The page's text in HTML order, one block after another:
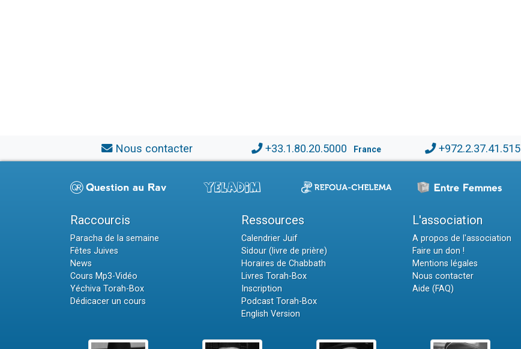
Nous contacter +33.1.80.20.5000 France +972.2.37.41.515
Raccourcis
Paracha de la semaine
Fêtes Juives
News
Cours Mp3-Vidéo
Yéchiva Torah-Box
Dédicacer un cours
Ressources
Calendrier Juif
Sidour (livre de prière)
Horaires de Chabbath
Livres Torah-Box
Inscription
Podcast Torah-Box
English Version
L'association
A propos de l'association
Faire un don !
Mentions légales
Nous contacter
Aide (FAQ)